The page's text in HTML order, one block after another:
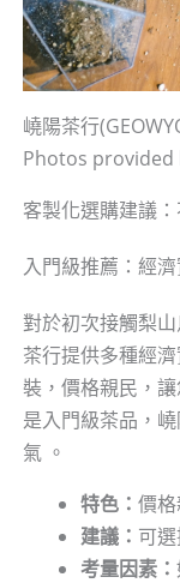
嶢陽茶行
Photos provided
客製化選購建議
入門級推薦：經
對於初次接觸梨
茶行提供多種經
裝，價格親民，
是入門級茶品，
氣 。
特色： 價
建議： 可
考量因素：